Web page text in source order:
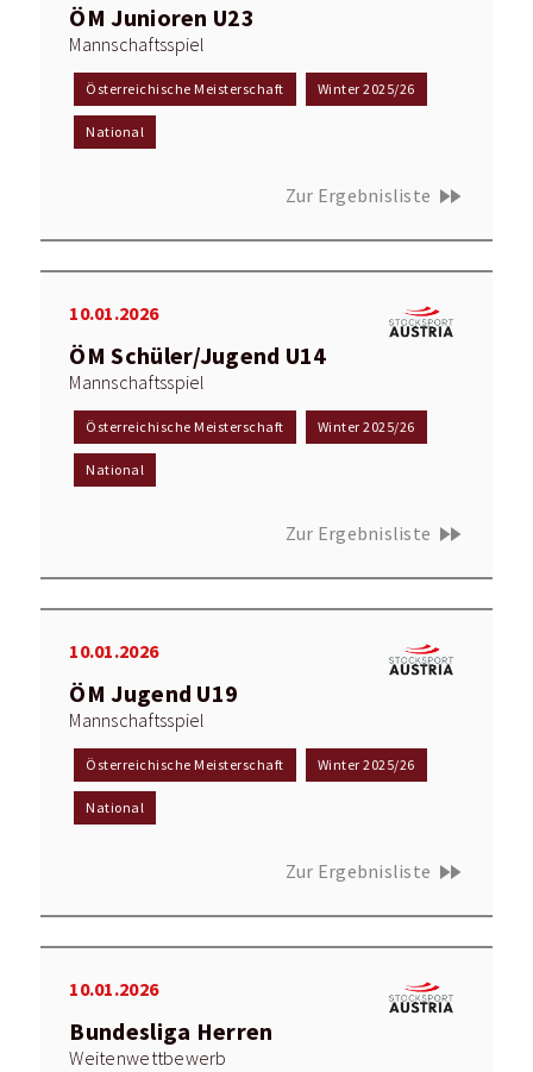
ÖM Junioren U23
Mannschaftsspiel
Österreichische Meisterschaft Winter 2025/26
National
Zur Ergebnisliste fast_forward
10.01.2026
ÖM Schüler/Jugend U14
Mannschaftsspiel
Österreichische Meisterschaft Winter 2025/26
National
Zur Ergebnisliste fast_forward
10.01.2026
ÖM Jugend U19
Mannschaftsspiel
Österreichische Meisterschaft Winter 2025/26
National
Zur Ergebnisliste fast_forward
10.01.2026
Bundesliga Herren
Weitenwettbewerb